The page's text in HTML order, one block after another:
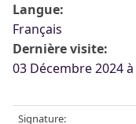
Langue:
Français
Dernière visite:
03 Décembre 2024
Signature: